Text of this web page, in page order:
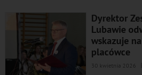
Dyrektor
Lubawie
wskazuje
placówce
30 kwietnia 2026